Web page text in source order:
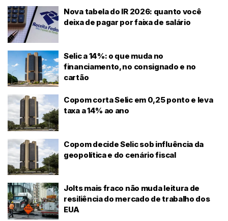
Nova tabela do IR 2026: quanto você
deixa de pagar por faixa de salário
Selic a 14%: o que muda no
financiamento, no consignado e no
cartão
Copom corta Selic em 0,25 ponto e leva
taxa a 14% ao ano
Copom decide Selic sob influência da
geopolítica e do cenário fiscal
Jolts mais fraco não muda leitura de
resiliência do mercado de trabalho dos
EUA